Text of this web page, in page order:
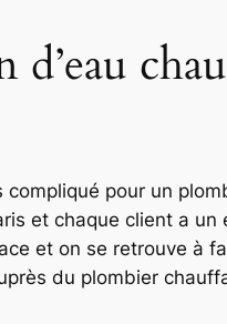
compliqué pour un
et chaque client a
et on se retrouve à
du plombier